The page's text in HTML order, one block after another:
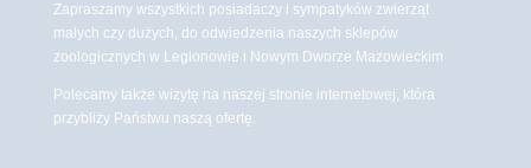
Zapraszamy wszystkich posiadaczy i sympatyków zwierząt
małych czy dużych, do odwiedzenia naszych sklepów
zoologicznych w Legionowie i Nowym Dworze Mazowieckim
Polecamy także wizytę na naszej stronie internetowej, która
przybliży Państwu naszą ofertę.